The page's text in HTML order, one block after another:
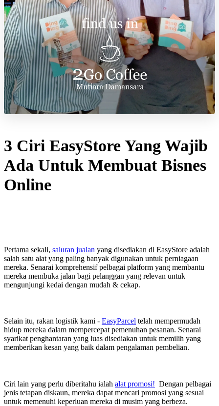
3 Ciri EasyStore Yang Wajib
Ada Untuk Membuat Bisnes
Online
Pertama sekali, saluran jualan yang disediakan di EasyStore adalah
salah satu alat yang paling banyak digunakan untuk perniagaan
mereka. Senarai komprehensif pelbagai platform yang membantu
mereka membuka jalan bagi pelanggan yang relevan untuk
mengunjungi kedai dengan mudah & cekap.
Selain itu, rakan logistik kami - EasyParcel telah mempermudah
hidup mereka dalam mempercepat pemenuhan pesanan. Senarai
syarikat penghantaran yang luas disediakan untuk memilih yang
memberikan kesan yang baik dalam pengalaman pembelian.
Ciri lain yang perlu diberitahu ialah alat promosi! Dengan pelbagai
jenis tetapan diskaun, mereka dapat mencari promosi yang sesuai
untuk memenuhi keperluan mereka di musim yang berbeza.